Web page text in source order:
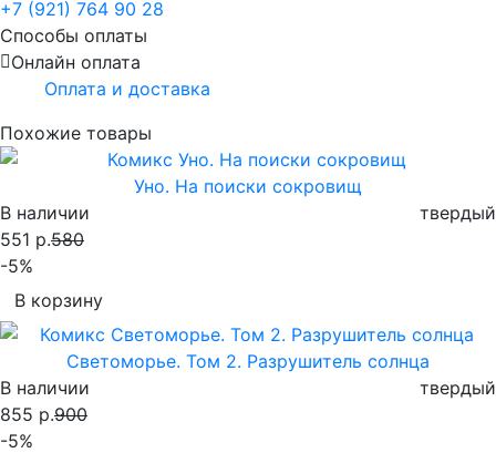
+7 (921) 764 90 28
Способы оплаты
Онлайн оплата
Оплата и доставка
Похожие товары
Уно. На поиски сокровищ
В наличии
твердый
551 р.580
-5%
В корзину
Светоморье. Том 2. Разрушитель солнца
В наличии
твердый
855 р.900
-5%